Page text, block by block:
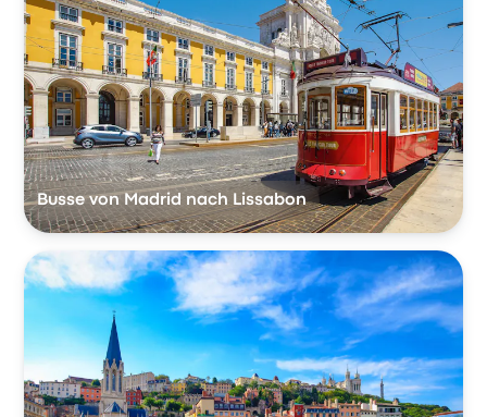
Busse von Madrid nach Lissabon